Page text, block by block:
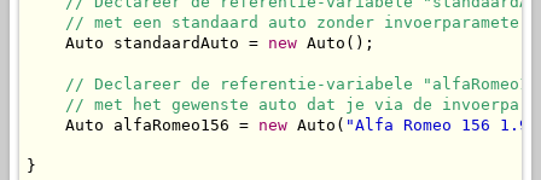
// met een standaard auto zonder
    Auto standaardAuto =
new Auto();
// Declareer de referentie-variabele
// met het gewenste auto dat je via de
    Auto alfaRomeo156 =
new Auto( "Alfa Romeo 156 1.9
}